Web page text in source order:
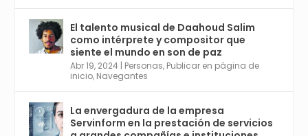
Avata
Sevilla World @worldsevilla ·
30 Abr 2024
Aprovéchalo si vives en Sevilla capital o
provincia. Curso gratuito en Internet de las
Cosas, Inteligencia Artificial y Smart Cities
plazo acaba el 2 de mayo. Dota de gran
empleabilidad. Ver y enlace a inscripción:
El talento musical de Daahoud Salim
como intérprete y compositor que
siente el mundo en son de paz
Abr 19, 2024 | Personas, Publicar en página de
inicio, Navegantes
La envergadura de la empresa
Servinform en la prestación de servicios